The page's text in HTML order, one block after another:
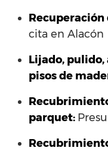
cita en Alacón
Lijado,
pisos de
parquet: